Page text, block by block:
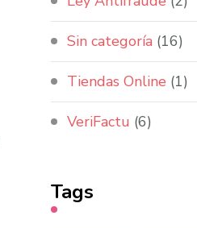
Sin categoría (16)
Tiendas Online (1)
VeriFactu (6)
Tags